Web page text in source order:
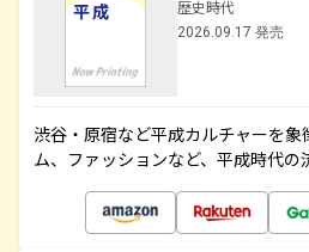
歴史時代
2026.09.17 発売
渋谷・原宿など平成カルチャーを
ム、ファッションなど、平成時代の